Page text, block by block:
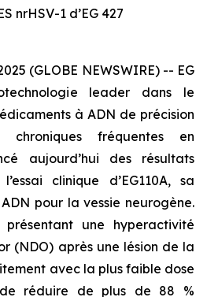
nrHSV-1 d’EG 427
(GLOBE NEWSWIRE) -- EG
leader dans le
à ADN de précision
fréquentes en
aujourd’hui des résultats
clinique d’EG110A, sa
pour la vessie neurogène.
présentant une hyperactivité
(NDO) après une lésion de la
avec la plus faible dose
de réduire de plus de 88 %